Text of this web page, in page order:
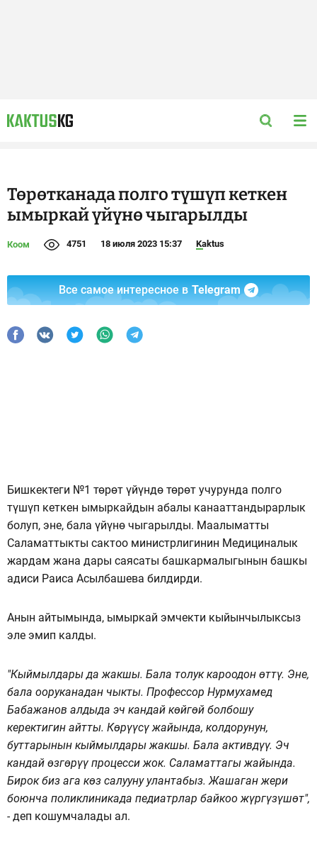
Төрөтканада полго түшүп кеткен
ымыркай үйүнө чыгарылды
Коом 4751 18 июля 2023 15:37 Kaktus
Все самое интересное в Telegram
Бишкектеги №1 төрөт үйүндө төрөт учурунда полго
түшүп кеткен ымыркайдын абалы канааттандырарлык
болуп, эне, бала үйүнө чыгарылды. Маалыматты
Саламаттыкты сактоо министрлигинин Медициналык
жардам жана дары саясаты башкармалыгынын башкы
адиси Раиса Асылбашева билдирди.
Анын айтымында, ымыркай эмчекти кыйынчылыксыз
эле эмип калды.
"Кыймылдары да жакшы. Бала толук кароодон өттү. Эне,
бала ооруканадан чыкты. Профессор Нурмухамед
Бабажанов алдыда эч кандай көйгөй болбошу
керектигин айтты. Көрүүсү жайында, колдорунун,
буттарынын кыймылдары жакшы. Бала активдүү. Эч
кандай өзгөрүү процесси жок. Саламаттагы жайында.
Бирок биз ага көз салууну улантабыз. Жашаган жери
боюнча поликлиникада педиатрлар байкоо жүргүзүшөт",
- деп кошумчалады ал.